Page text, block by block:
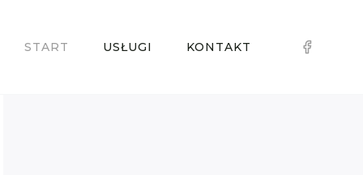
START USŁUGI KONTAKT